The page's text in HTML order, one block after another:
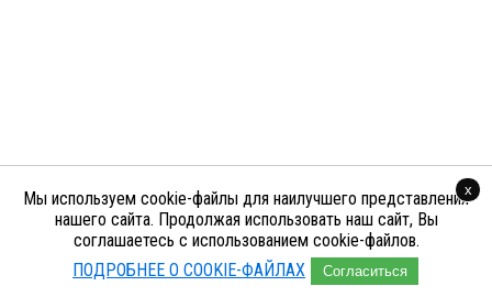
Мы используем cookie-файлы для наилучшего представления
нашего сайта. Продолжая использовать наш сайт, Вы
соглашаетесь с использованием cookie-файлов.
ПОДРОБНЕЕ О COOKIE-ФАЙЛАХ
Согласиться
x